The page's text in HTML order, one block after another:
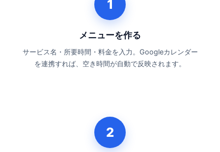
1
メニューを作る
サービス名・所要時間・料金を入力。Googleカレンダー
を連携すれば、空き時間が自動で反映されます。
2